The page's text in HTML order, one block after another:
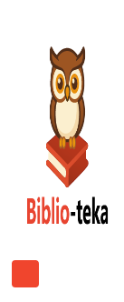
contenido